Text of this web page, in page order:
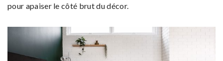
pour apaiser le côté brut du décor.